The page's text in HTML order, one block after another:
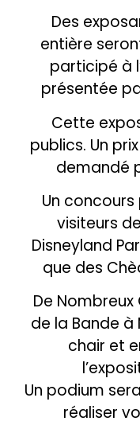
Des
entière
participé à
présentée
Cette
publics. Un
demandé
Un
visiteurs
Disneyland
que des
De
de la Bande à
chair et
Un podium
réaliser